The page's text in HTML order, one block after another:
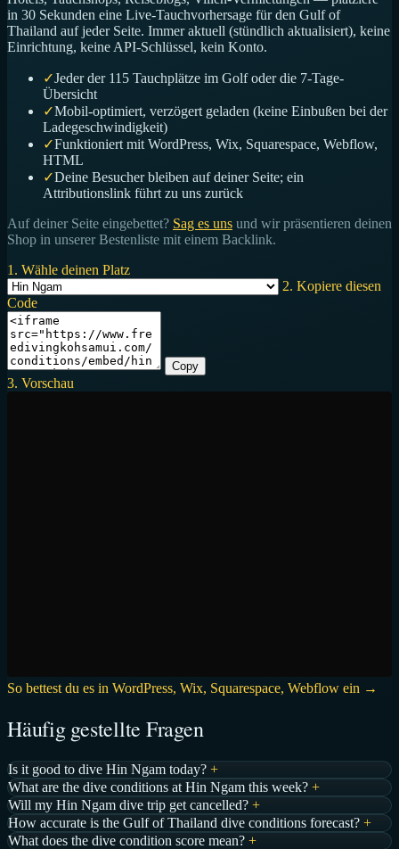
in 30 Sekunden eine Live-Tauchvorhersage für den Gulf of
Thailand auf jeder Seite. Immer aktuell (stündlich aktualisiert), keine
Einrichtung, keine API-Schlüssel, kein Konto.
✓Jeder der 115 Tauchplätze im Golf oder die 7-Tage-
Übersicht
✓Mobil-optimiert, verzögert geladen (keine Einbußen bei der
Ladegeschwindigkeit)
✓Funktioniert mit WordPress, Wix, Squarespace, Webflow,
HTML
✓Deine Besucher bleiben auf deiner Seite; ein
Attributionslink führt zu uns zurück
Auf deiner Seite eingebettet? Sag es uns und wir präsentieren deinen
Shop in unserer Bestenliste mit einem Backlink.
1. Wähle deinen Platz
2. Kopiere diesen
Code
Copy
3. Vorschau
So bettest du es in WordPress, Wix, Squarespace, Webflow ein →
Häufig gestellte Fragen
Is it good to dive Hin Ngam today? +
What are the dive conditions at Hin Ngam this week? +
Will my Hin Ngam dive trip get cancelled? +
How accurate is the Gulf of Thailand dive conditions forecast? +
What does the dive condition score mean? +